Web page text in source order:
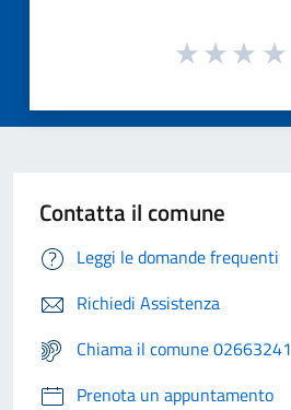
Contatta il comune
Leggi le domande frequenti
Richiedi Assistenza
Chiama il comune 02663241
Prenota un appuntamento